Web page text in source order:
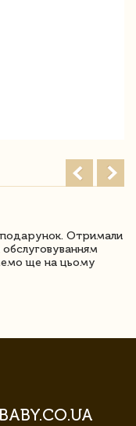
подарунок. Отримали
ще на цьому